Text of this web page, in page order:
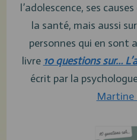
l’adolescence, ses
la santé, mais aussi
personnes qui en sont
livre 10 questions sur…
écrit par la
Martine